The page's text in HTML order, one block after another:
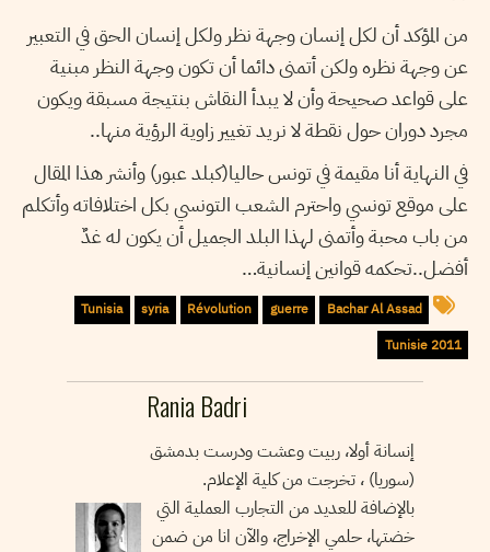
من المؤكد أن لكل إنسان وجهة نظر ولكل إنسان الحق في التعبير
عن وجهة نظره ولكن أتمنى دائما أن تكون وجهة النظر مبنية
على قواعد صحيحة وأن لا يبدأ النقاش بنتيجة مسبقة ويكون
مجرد دوران حول نقطة لا نريد تغيير زاوية الرؤية منها..
في النهاية أنا مقيمة في تونس حاليا(كبلد عبور) وأنشر هذا المقال
على موقع تونسي واحترم الشعب التونسي بكل اختلافاته وأتكلم
من باب محبة وأتمنى لهذا البلد الجميل أن يكون له غدٌ
أفضل..تحكمه قوانين إنسانية…
Bachar Al Assad
guerre
Révolution
syria
Tunisia
Tunisie 2011
Rania Badri
إنسانة أولا، ربيت وعشت ودرست بدمشق
(سوريا) ، تخرجت من كلية الإعلام.
بالإضافة للعديد من التجارب العملية التي
خضتها، حلمي الإخراج، والآن انا من ضمن